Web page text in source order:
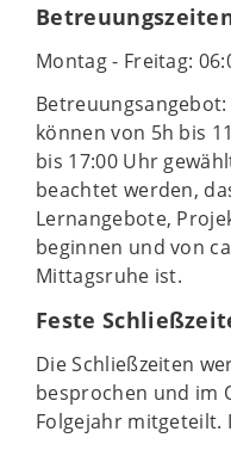
Montag - Freitag:
können von 5h bis
bis 17:00 Uhr
beachtet werden,
Lernangebote,
beginnen und von
Mittagsruhe ist.
Feste
Die Schließzeiten
besprochen und im
Folgejahr mitgeteilt.